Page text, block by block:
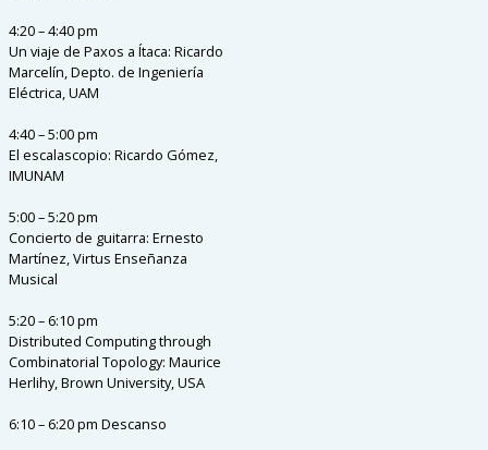
4:20 – 4:40 pm
Un viaje de Paxos a Ítaca: Ricardo
Marcelín, Depto. de Ingeniería
Eléctrica, UAM
4:40 – 5:00 pm
El escalascopio: Ricardo Gómez,
IMUNAM
5:00 – 5:20 pm
Concierto de guitarra: Ernesto
Martínez, Virtus Enseñanza
Musical
5:20 – 6:10 pm
Distributed Computing through
Combinatorial Topology: Maurice
Herlihy, Brown University, USA
6:10 – 6:20 pm Descanso